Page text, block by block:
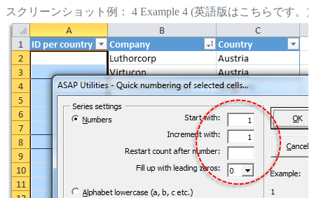
スクリーンショット例： 4 Example 4 (英語版はこちらです。)